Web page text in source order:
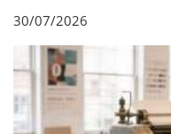
30/07/2026